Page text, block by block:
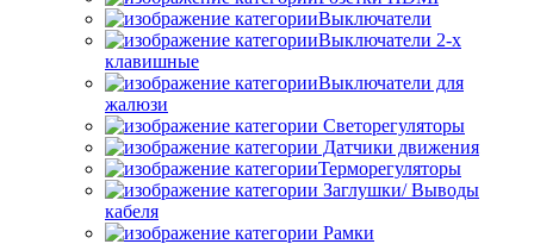
Выключатели
Выключатели 2-х
клавишные
Выключатели для
жалюзи
Светорегуляторы
Датчики движения
Терморегуляторы
Заглушки/ Выводы
кабеля
Рамки